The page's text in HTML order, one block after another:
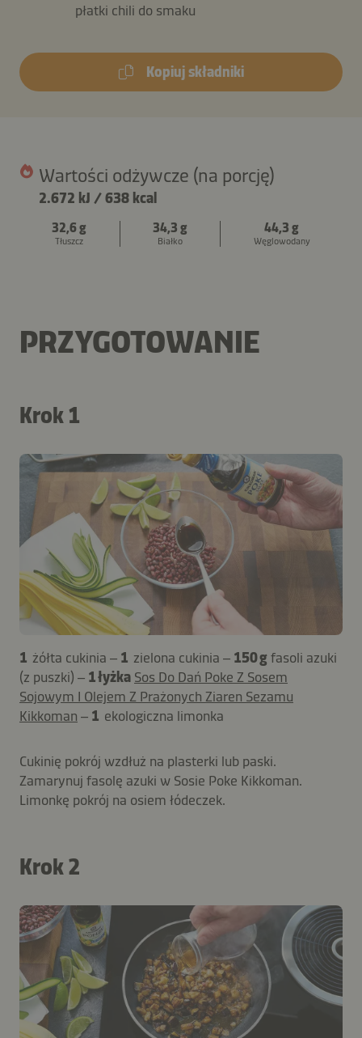
płatki chili do smaku
Kopiuj składniki
Wartości odżywcze (na porcję)
2.672 kJ /638 kcal
32,6 g
Tłuszcz
34,3 g
Białko
44,3 g
Węglowodany
PRZYGOTOWANIE
Krok 1
1 żółta cukinia – 1 zielona cukinia – 150 gfasoli azuki
(z puszki) – 1 łyżka Sos Do Dań Poke Z Sosem
Sojowym I Olejem Z Prażonych Ziaren Sezamu
Kikkoman – 1 ekologiczna limonka
Cukinię pokrój wzdłuż na plasterki lub paski.
Zamarynuj fasolę azuki w Sosie Poke Kikkoman.
Limonkę pokrój na osiem łódeczek.
Krok 2